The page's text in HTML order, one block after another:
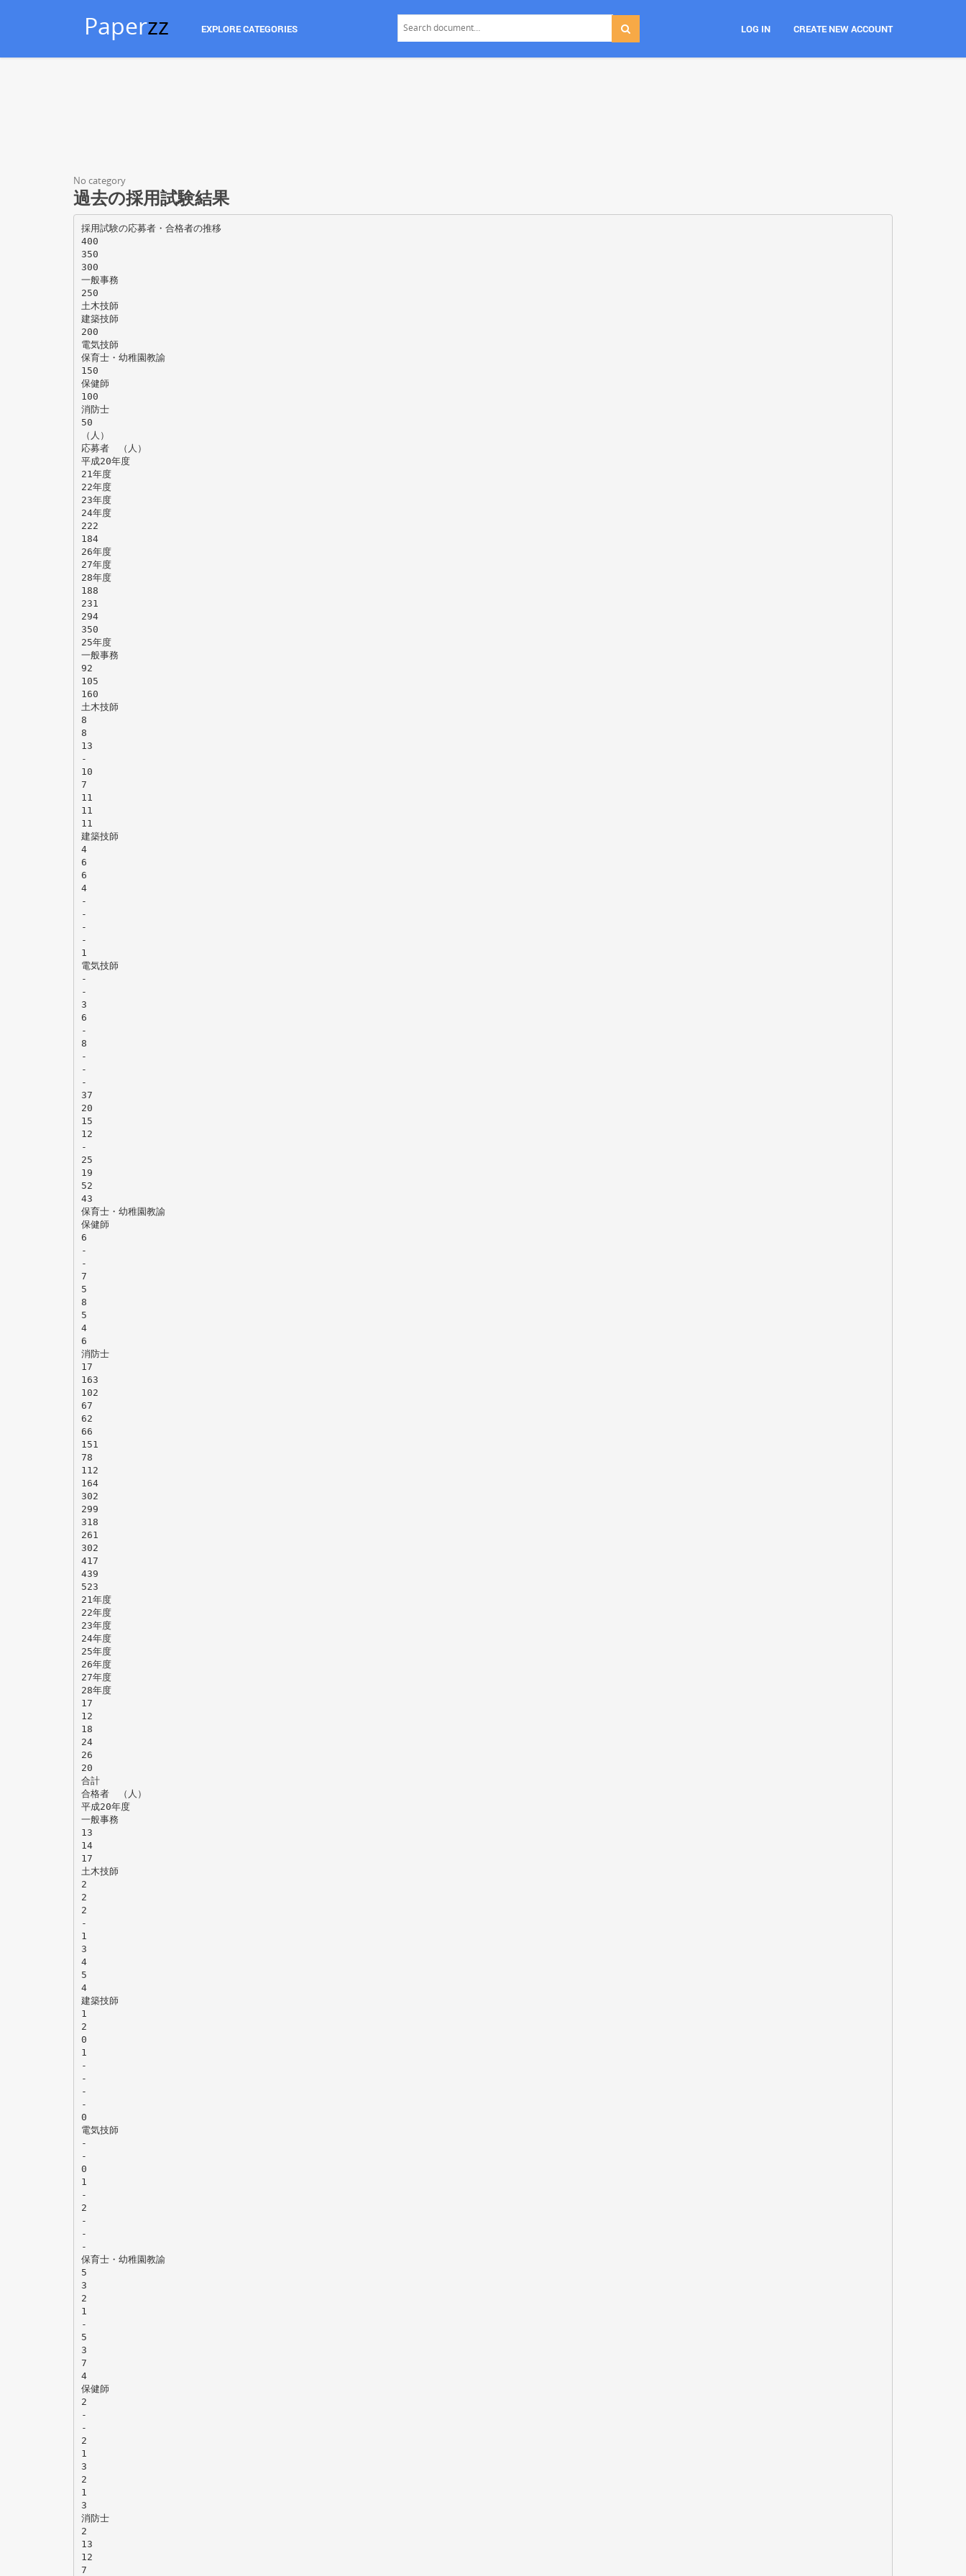
Paperzz EXPLORE CATEGORIES LOG IN CREATE NEW ACCOUNT
No category
過去の採用試験結果
採用試験の応募者・合格者の推移
400
350
300
一般事務
250
土木技師
建築技師
200
電気技師
保育士・幼稚園教諭
150
保健師
100
消防士
50
（人）
応募者 （人）
平成20年度
21年度
22年度
23年度
24年度
222
184
26年度
27年度
28年度
188
231
294
350
25年度
一般事務
92
105
160
土木技師
8
8
13
-
10
7
11
11
11
建築技師
4
6
6
4
-
-
-
-
1
電気技師
-
-
3
6
-
8
-
-
-
37
20
15
12
-
25
19
52
43
保育士・幼稚園教諭
保健師
6
-
-
7
5
8
5
4
6
消防士
17
163
102
67
62
66
151
78
112
164
302
299
318
261
302
417
439
523
21年度
22年度
23年度
24年度
25年度
26年度
27年度
28年度
17
12
18
24
26
20
合計
合格者 （人）
平成20年度
一般事務
13
14
17
土木技師
2
2
2
-
1
3
4
5
4
建築技師
1
2
0
1
-
-
-
-
0
電気技師
-
-
0
1
-
2
-
-
-
保育士・幼稚園教諭
5
3
2
1
-
5
3
7
4
保健師
2
-
-
2
1
3
2
1
3
消防士
2
13
12
7